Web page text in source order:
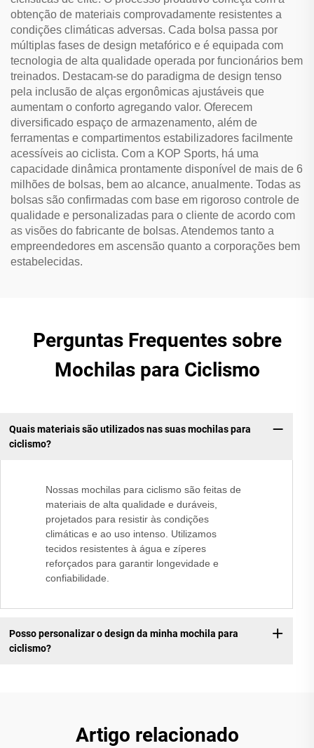
obtenção de materiais comprovadamente resistentes a
condições climáticas adversas. Cada bolsa passa por
múltiplas fases de design metafórico e é equipada com
tecnologia de alta qualidade operada por funcionários bem
treinados. Destacam-se do paradigma de design tenso
pela inclusão de alças ergonômicas ajustáveis que
aumentam o conforto agregando valor. Oferecem
diversificado espaço de armazenamento, além de
ferramentas e compartimentos estabilizadores facilmente
acessíveis ao ciclista. Com a KOP Sports, há uma
capacidade dinâmica prontamente disponível de mais de 6
milhões de bolsas, bem ao alcance, anualmente. Todas as
bolsas são confirmadas com base em rigoroso controle de
qualidade e personalizadas para o cliente de acordo com
as visões do fabricante de bolsas. Atendemos tanto a
empreendedores em ascensão quanto a corporações bem
estabelecidas.
Perguntas Frequentes sobre
Mochilas para Ciclismo
Quais materiais são utilizados nas suas mochilas para
ciclismo?
Nossas mochilas para ciclismo são feitas de
materiais de alta qualidade e duráveis,
projetados para resistir às condições
climáticas e ao uso intenso. Utilizamos
tecidos resistentes à água e zíperes
reforçados para garantir longevidade e
confiabilidade.
Posso personalizar o design da minha mochila para
ciclismo?
Artigo relacionado